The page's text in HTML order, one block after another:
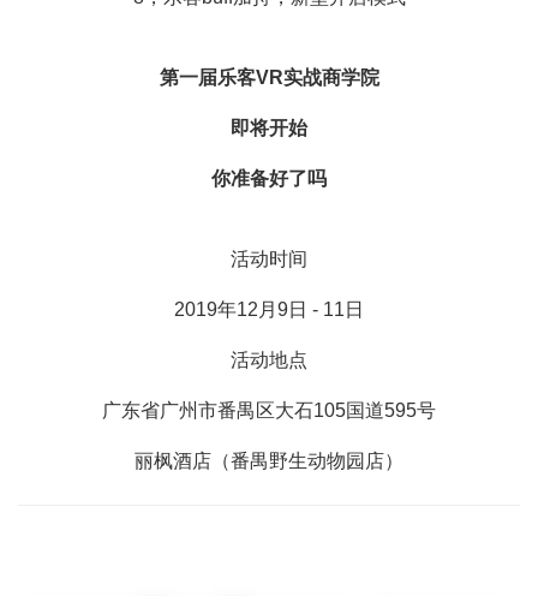
第一届乐客VR实战商学院
即将开始
你准备好了吗
活动时间
2019年12月9日 - 11日
活动地点
广东省广州市番禺区大石105国道595号
丽枫酒店（番禺野生动物园店）